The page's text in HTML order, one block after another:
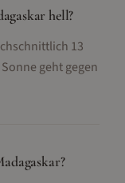
hell?
13
geht gegen